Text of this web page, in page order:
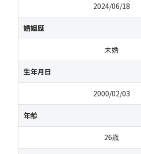
2024/06/18
婚姻歴
未婚
生年月日
2000/02/03
年齢
26歳